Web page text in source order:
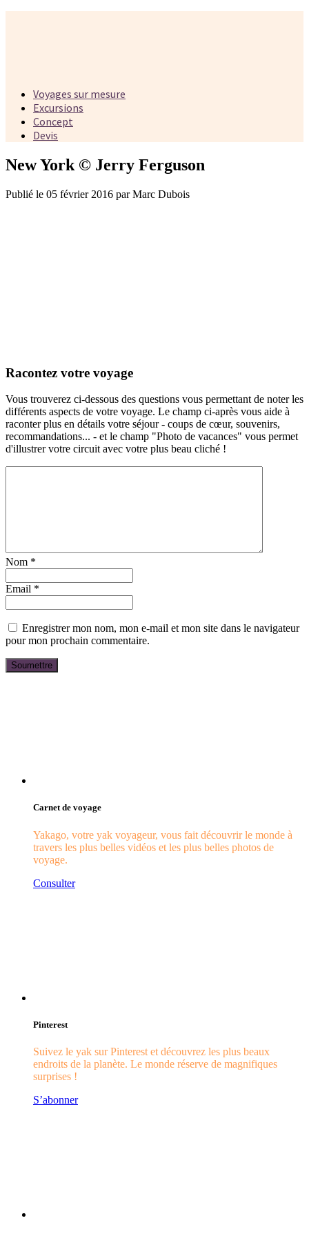
Voyages sur mesure
Excursions
Concept
Devis
New York © Jerry Ferguson
Publié le 05 février 2016 par Marc Dubois
Racontez votre voyage
Vous trouverez ci-dessous des questions vous permettant de noter les
différents aspects de votre voyage. Le champ ci-après vous aide à
raconter plus en détails votre séjour - coups de cœur, souvenirs,
recommandations... - et le champ "Photo de vacances" vous permet
d'illustrer votre circuit avec votre plus beau cliché !
Nom *
Email *
Enregistrer mon nom, mon e-mail et mon site dans le navigateur
pour mon prochain commentaire.
Carnet de voyage
Yakago, votre yak voyageur, vous fait découvrir le monde à
travers les plus belles vidéos et les plus belles photos de
voyage.
Consulter
Pinterest
Suivez le yak sur Pinterest et découvrez les plus beaux
endroits de la planète. Le monde réserve de magnifiques
surprises !
S’abonner